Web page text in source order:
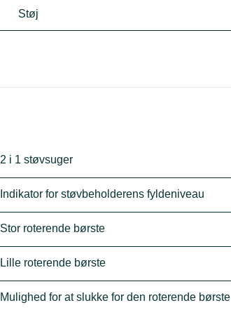
Støj
2 i 1 støvsuger
Indikator for støvbeholderens fyldeniveau
Stor roterende børste
Lille roterende børste
Mulighed for at slukke for den roterende børste